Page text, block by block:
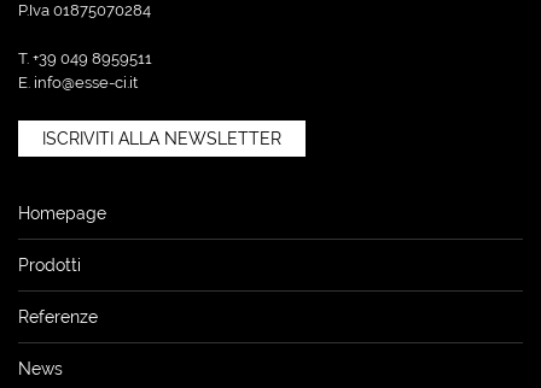
P.Iva 01875070284
T. +39 049 8959511
E. info@esse-ci.it
ISCRIVITI ALLA NEWSLETTER
Homepage
Prodotti
Referenze
News